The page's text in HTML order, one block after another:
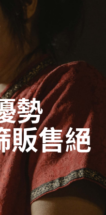
勢
販售絕